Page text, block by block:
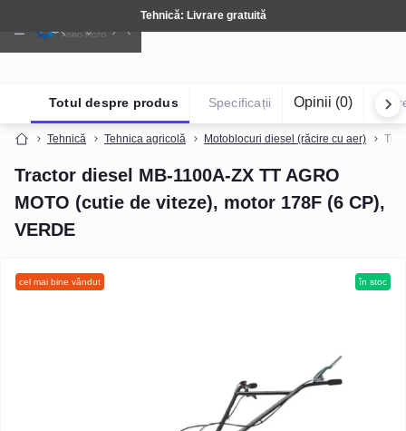
Tehnică: Livrare gratuită
Tehnică Tehnica agricolă Motoblocuri diesel (răcire cu aer)
Tractor diesel MB-1100A-ZX TT AGRO
MOTO (cutie de viteze), motor 178F (6 CP),
VERDE
Totul despre produs Specificații Opinii (0)
cel mai bine vândut în stoc